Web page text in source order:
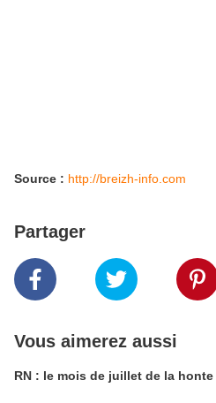
Source : http://breizh-info.com
Partager
Vous aimerez aussi
RN : le mois de juillet de la honte